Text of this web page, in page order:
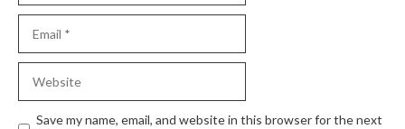
Save my name, email, and website in this browser for the next